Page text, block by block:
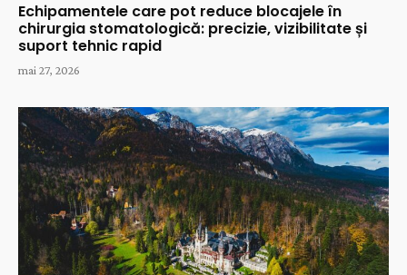
Echipamentele care pot reduce blocajele în
chirurgia stomatologică: precizie, vizibilitate și
suport tehnic rapid
mai 27, 2026